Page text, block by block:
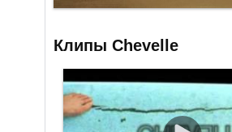
Клипы Chevelle